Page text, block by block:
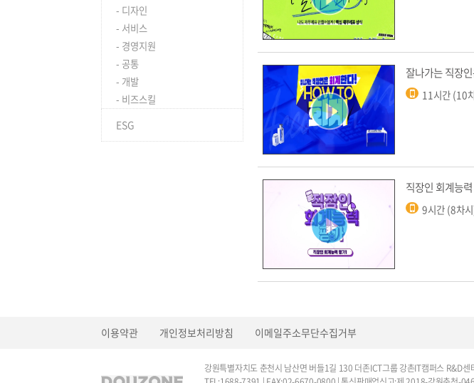
- 디자인
- 서비스
- 경영지원
- 공통
- 개발
- 비즈스킬
ESG
잘나가는 직장
11시간 (10
직장인 회계능
9시간 (8차
이용약관 개인정보처리방침 이메일주소무단수집거부
강원특별자치도 춘천시 남산면 버들1길 130 더존ICT그룹 강촌IT캠퍼스 R&D센